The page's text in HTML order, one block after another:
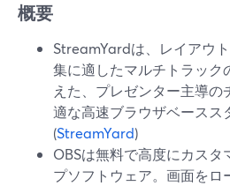
概要
StreamYardは、レイアウ
集に適したマルチトラック
えた、プレゼンター主導
適な高速ブラウザベースス
(StreamYard)
OBSは無料で高度にカスタ
プソフトウェア。画面をロ